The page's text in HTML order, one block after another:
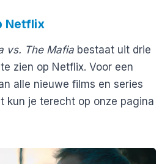
Netflix
vs. The Mafia bestaat uit drie
zien op Netflix. Voor een
alle nieuwe films en series
kun je terecht op onze pagina